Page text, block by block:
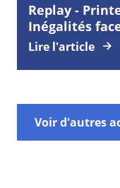
Replay -
Inégalités
Lire l'article
Voir d'autres